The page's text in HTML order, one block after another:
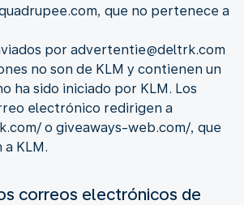
que no pertenece a
por advertentie@deltrk.com
no son de KLM y contienen un
ha sido iniciado por KLM. Los
electrónico redirigen a
o giveaways-web.com/, que
KLM.
correos electrónicos de